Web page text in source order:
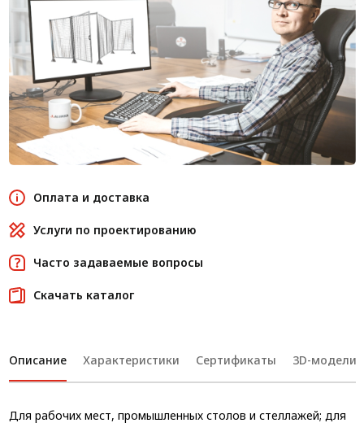
Оплата и доставка
Услуги по проектированию
Часто задаваемые вопросы
Скачать каталог
Описание Характеристики Сертификаты 3D-модели
Для рабочих мест, промышленных столов и стеллажей; для